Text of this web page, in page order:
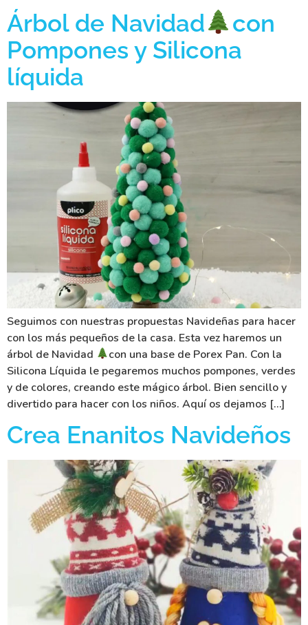
Árbol de Navidad
con
Pompones y Silicona
líquida
Seguimos con nuestras propuestas Navideñas para hacer
con los más pequeños de la casa. Esta vez haremos un
árbol de Navidad
con una base de Porex Pan. Con la
Silicona Líquida le pegaremos muchos pompones, verdes
y de colores, creando este mágico árbol. Bien sencillo y
divertido para hacer con los niños. Aquí os dejamos […]
Crea Enanitos Navideños